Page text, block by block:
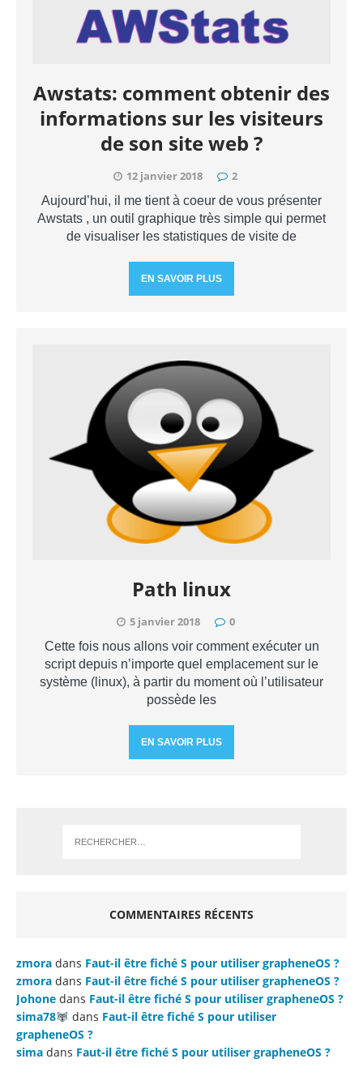
Awstats: comment obtenir des
informations sur les visiteurs
de son site web ?
12 janvier 2018 2
Aujourd’hui, il me tient à coeur de vous présenter
Awstats , un outil graphique très simple qui permet
de visualiser les statistiques de visite de
EN SAVOIR PLUS
Path linux
5 janvier 2018 0
Cette fois nous allons voir comment exécuter un
script depuis n’importe quel emplacement sur le
système (linux), à partir du moment où l’utilisateur
possède les
EN SAVOIR PLUS
COMMENTAIRES RÉCENTS
zmora dans Faut-il être fiché S pour utiliser grapheneOS ?
zmora dans Faut-il être fiché S pour utiliser grapheneOS ?
Johone dans Faut-il être fiché S pour utiliser grapheneOS ?
sima78
dans Faut-il être fiché S pour utiliser
grapheneOS ?
sima dans Faut-il être fiché S pour utiliser grapheneOS ?